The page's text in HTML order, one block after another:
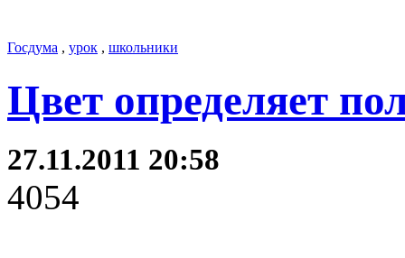
Госдума , урок , школьники
Цвет определяет
27.11.2011 20:58
4054